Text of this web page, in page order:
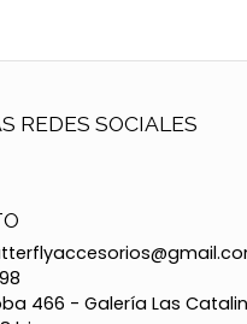
REDES SOCIALES
466 - Galería Las